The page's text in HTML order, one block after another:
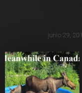
junio 29,